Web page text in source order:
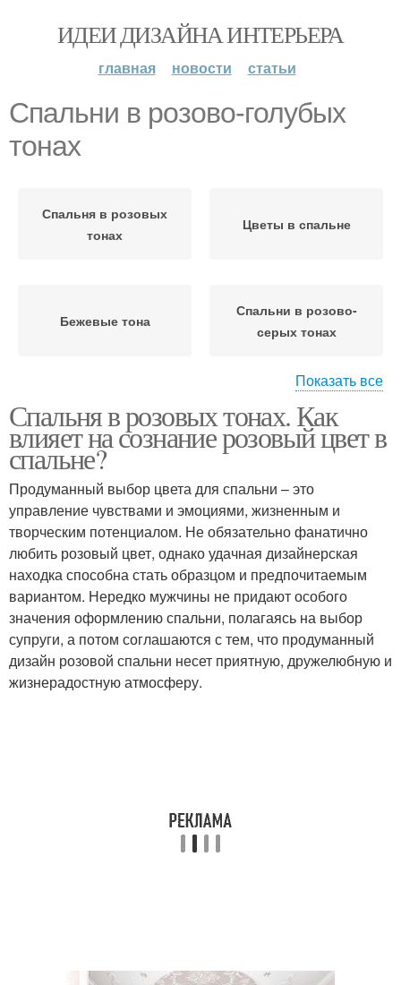
ИДЕИ ДИЗАЙНА ИНТЕРЬЕРА
главная новости статьи
Спальни в розово-голубых
тонах
Спальня в розовых
тонах
Цветы в спальне
Бежевые тона
Спальни в розово-
серых тонах
розовых тонах
Серая спальня
Спальни с розовым
потолком
Розовая спальня
Спальня в серых тонах
Показать все
Спальня в розовых тонах. Как
влияет на сознание розовый цвет в
спальне?
Продуманный выбор цвета для спальни – это
управление чувствами и эмоциями, жизненным и
творческим потенциалом. Не обязательно фанатично
любить розовый цвет, однако удачная дизайнерская
находка способна стать образцом и предпочитаемым
вариантом. Нередко мужчины не придают особого
значения оформлению спальни, полагаясь на выбор
супруги, а потом соглашаются с тем, что продуманный
дизайн розовой спальни несет приятную, дружелюбную и
жизнерадостную атмосферу.